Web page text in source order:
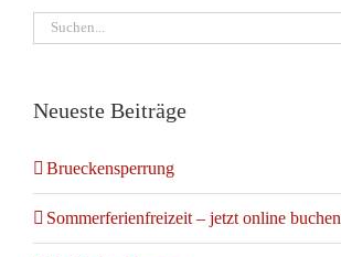
Suche
nach:
Neueste Beiträge
Brueckensperrung
Sommerferienfreizeit – jetzt online buchen